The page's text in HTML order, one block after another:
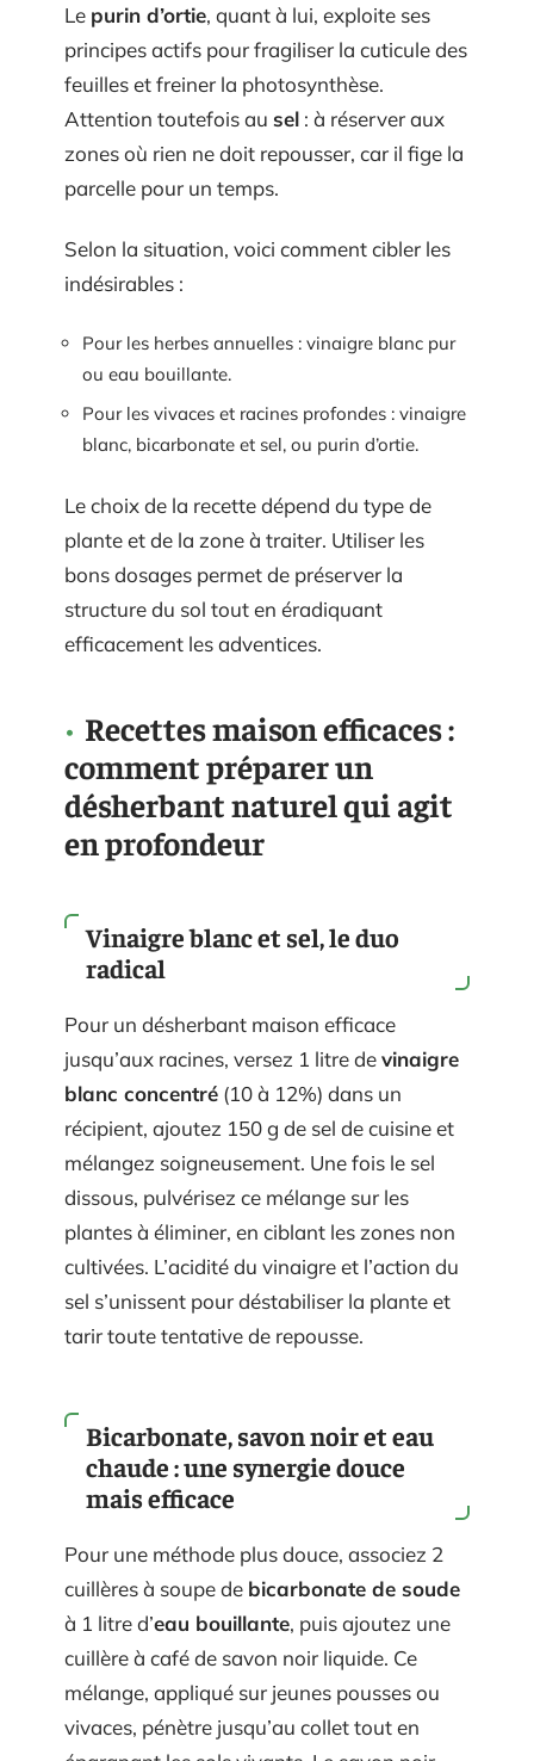
Le purin d’ortie, quant à lui, exploite ses
principes actifs pour fragiliser la cuticule des
feuilles et freiner la photosynthèse.
Attention toutefois au sel : à réserver aux
zones où rien ne doit repousser, car il fige la
parcelle pour un temps.
Selon la situation, voici comment cibler les
indésirables :
Pour les herbes annuelles : vinaigre blanc pur
ou eau bouillante.
Pour les vivaces et racines profondes : vinaigre
blanc, bicarbonate et sel, ou purin d’ortie.
Le choix de la recette dépend du type de
plante et de la zone à traiter. Utiliser les
bons dosages permet de préserver la
structure du sol tout en éradiquant
efficacement les adventices.
Recettes maison efficaces :
comment préparer un
désherbant naturel qui agit
en profondeur
Vinaigre blanc et sel, le duo
radical
Pour un désherbant maison efficace
jusqu’aux racines, versez 1 litre devinaigre
blanc concentré (10 à 12%) dans un
récipient, ajoutez 150 g de sel de cuisine et
mélangez soigneusement. Une fois le sel
dissous, pulvérisez ce mélange sur les
plantes à éliminer, en ciblant les zones non
cultivées. L’acidité du vinaigre et l’action du
sel s’unissent pour déstabiliser la plante et
tarir toute tentative de repousse.
Bicarbonate, savon noir et eau
chaude : une synergie douce
mais efficace
Pour une méthode plus douce, associez 2
cuillères à soupe de bicarbonate de soude
à 1 litre d’eau bouillante, puis ajoutez une
cuillère à café de savon noir liquide. Ce
mélange, appliqué sur jeunes pousses ou
vivaces, pénètre jusqu’au collet tout en